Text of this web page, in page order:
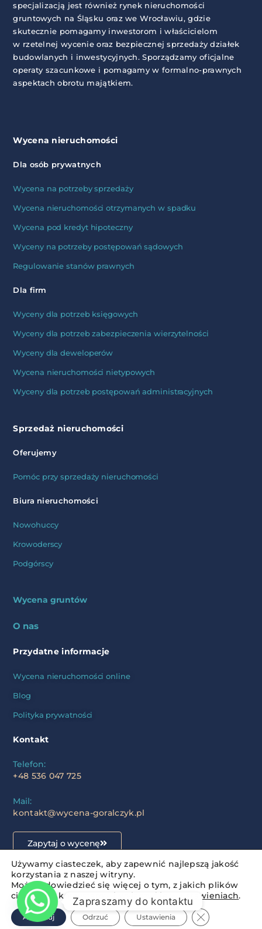
specjalizacją jest również rynek nieruchomości
gruntowych na Śląsku oraz we Wrocławiu, gdzie
skutecznie pomagamy inwestorom i właścicielom
w rzetelnej wycenie oraz bezpiecznej sprzedaży działek
budowlanych i inwestycyjnych. Sporządzamy oficjalne
operaty szacunkowe i pomagamy w formalno-prawnych
aspektach obrotu majątkiem.
Wycena nieruchomości
Dla osób prywatnych
Wycena na potrzeby sprzedaży
Wycena nieruchomości otrzymanych w spadku
Wycena pod kredyt hipoteczny
Wyceny na potrzeby postępowań sądowych
Regulowanie stanów prawnych
Dla firm
Wyceny dla potrzeb księgowych
Wyceny dla potrzeb zabezpieczenia wierzytelności
Wyceny dla deweloperów
Wycena nieruchomości nietypowych
Wyceny dla potrzeb postępowań administracyjnych
Sprzedaż nieruchomości
Oferujemy
Pomóc przy sprzedaży nieruchomości
Biura nieruchomości
Nowohuccy
Krowoderscy
Podgórscy
Wycena gruntów
O nas
Przydatne informacje
Wycena nieruchomości online
Blog
Polityka prywatności
Kontakt
Telefon:
+48 536 047 725
Mail:
kontakt@wycena-goralczyk.pl
Zapytaj o wycenę
wycena-goralczyk.pl – Wszystkie prawa zastrzeżone
Używamy ciasteczek, aby zapewnić najlepszą jakość
korzystania z naszej witryny.
Możesz dowiedzieć się więcej o tym, z jakich plików
ciasteczka korzystamy, i wyłączyć je w ustawieniach.
Akceptuj Odrzuć Ustawienia Zamknij
Zapraszamy do kontaktu